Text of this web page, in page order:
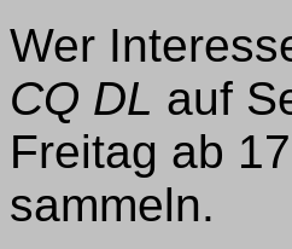
Wer
CQ DL auf
Freitag ab
sammeln.